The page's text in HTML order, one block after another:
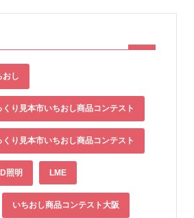
おし
り見本市いちおし商品コンテスト
り見本市いちおし商品コンテスト
照明 LME
いちおし商品コンテスト大阪